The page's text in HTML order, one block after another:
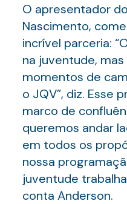
O apresentador
Nascimento,
incrível parceria:
na juventude,
momentos de
o JQV”, diz. Esse
marco de
queremos andar
em todos os
nossa
juventude
conta Anderson.